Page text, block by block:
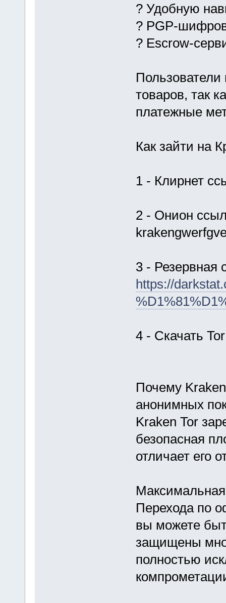
? Удобную
? PGP-
? Escrow-
Пользователи
товаров, так
платежные
Как зайти на
1 - Клирнет
2 - Онион
3 - Резервная
https://
4 - Скачать
Почему
анонимных
Kraken Tor
безопасная
отличает его
Перехода по
вы можете
защищены
полностью